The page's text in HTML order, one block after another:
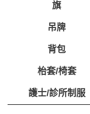
旗
吊牌
背包
枱套/椅套
護士/診所制服